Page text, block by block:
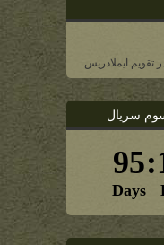
تقویم ایملادریس.
سریال